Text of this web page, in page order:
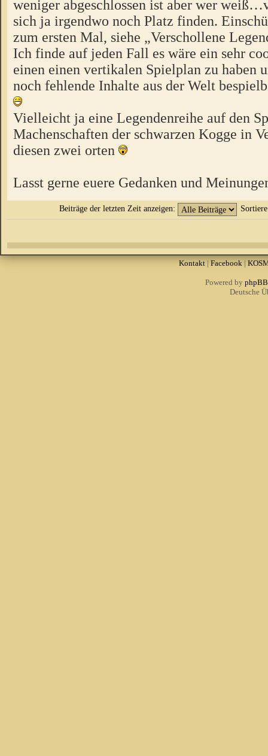
weniger abgeschlossen ist aber wer
sich ja irgendwo noch Platz finden.
zum ersten Mal, siehe „Verschollene
Ich finde auf jeden Fall es wäre ein sehr
einen einen vertikalen Spielplan zu haben
noch fehlende Inhalte aus der Welt
Vielleicht ja eine Legendenreihe auf den
Machenschaften der schwarzen Kogge in
diesen zwei orten
Lasst gerne euere Gedanken und
Beiträge der letzten Zeit anzeigen:
Kontakt|Facebook|
Powered by phpBB
Deutsche